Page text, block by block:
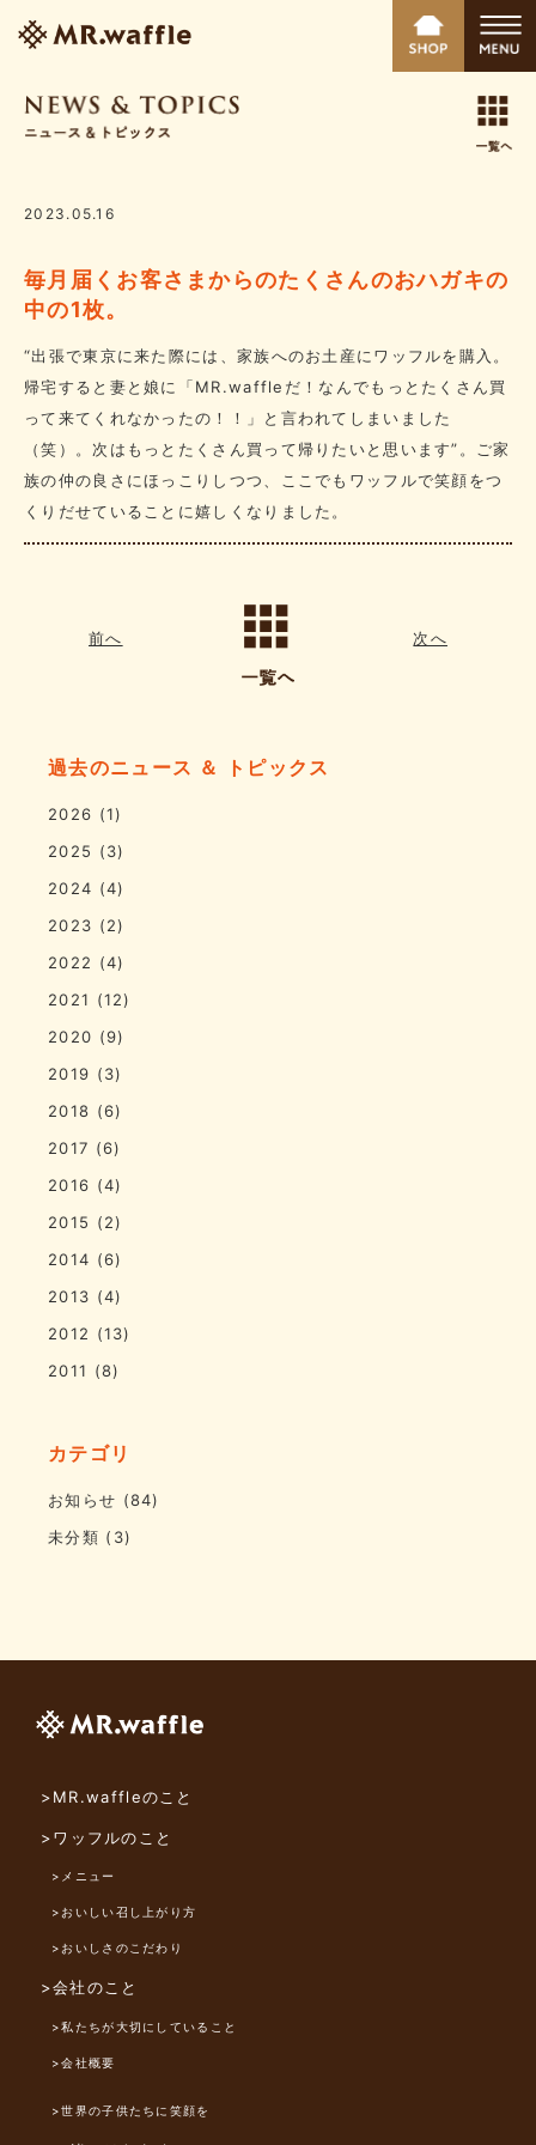
2023.05.16
毎月届くお客さまからのたくさんのおハガキの
中の1枚。
“出張で東京に来た際には、家族へのお土産にワッフルを購入。
帰宅すると妻と娘に「MR.waffleだ！なんでもっとたくさん買
って来てくれなかったの！！」と言われてしまいました
（笑）。次はもっとたくさん買って帰りたいと思います”。ご家
族の仲の良さにほっこりしつつ、ここでもワッフルで笑顔をつ
くりだせていることに嬉しくなりました。
前へ 次へ
過去のニュース ＆ トピックス
2026 (1)
2025 (3)
2024 (4)
2023 (2)
2022 (4)
2021 (12)
2020 (9)
2019 (3)
2018 (6)
2017 (6)
2016 (4)
2015 (2)
2014 (6)
2013 (4)
2012 (13)
2011 (8)
カテゴリ
お知らせ (84)
未分類 (3)
>MR.waffleのこと
>ワッフルのこと
>メニュー
>おいしい召し上がり方
>おいしさのこだわり
>会社のこと
>私たちが大切にしていること
>会社概要
>世界の子供たちに笑顔を